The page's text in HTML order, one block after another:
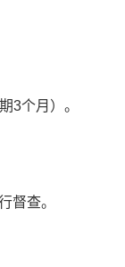
3个月）。
督查。